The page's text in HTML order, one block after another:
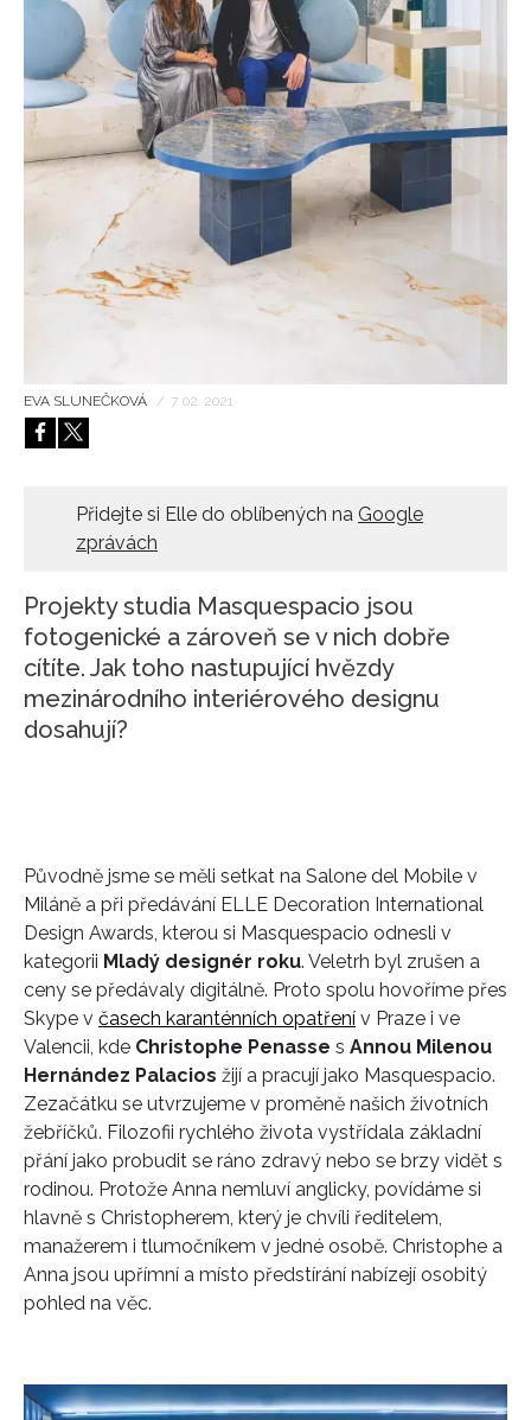
EVA SLUNEČKOVÁ / 7. 02. 2021
Přidejte si Elle do oblíbených na Google
zprávách
Projekty studia Masquespacio jsou
fotogenické a zároveň se v nich dobře
cítíte. Jak toho nastupující hvězdy
mezinárodního interiérového designu
dosahují?
Původně jsme se měli setkat na Salone del Mobile v
Miláně a při předávání ELLE Decoration International
Design Awards, kterou si Masquespacio odnesli v
kategorii Mladý designér roku. Veletrh byl zrušen a
ceny se předávaly digitálně. Proto spolu hovoříme přes
Skype v časech karanténních opatření v Praze i ve
Valencii, kde Christophe Penasse s Annou Milenou
Hernández Palacios žijí a pracují jako Masquespacio.
Zezačátku se utvrzujeme v proměně našich životních
žebříčků. Filozofii rychlého života vystřídala základní
přání jako probudit se ráno zdravý nebo se brzy vidět s
rodinou. Protože Anna nemluví anglicky, povídáme si
hlavně s Christopherem, který je chvíli ředitelem,
manažerem i tlumočníkem v jedné osobě. Christophe a
Anna jsou upřímní a místo předstírání nabízejí osobitý
pohled na věc.